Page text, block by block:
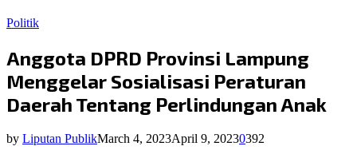
Politik
Anggota DPRD Provinsi Lampung
Menggelar Sosialisasi Peraturan
Daerah Tentang Perlindungan Anak
by Liputan PublikMarch 4, 2023April 9, 20230392